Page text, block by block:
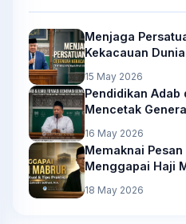
Menjaga
Kekacauan
15 May 2026
Pendidikan Adab
Mencetak
16 May 2026
Memaknai
Menggapai Haji
18 May 2026